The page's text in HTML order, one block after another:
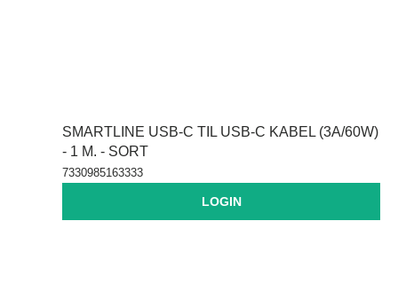
SMARTLINE USB-C TIL USB-C KABEL (3A/60W)
- 1 M. - SORT
7330985163333
LOGIN